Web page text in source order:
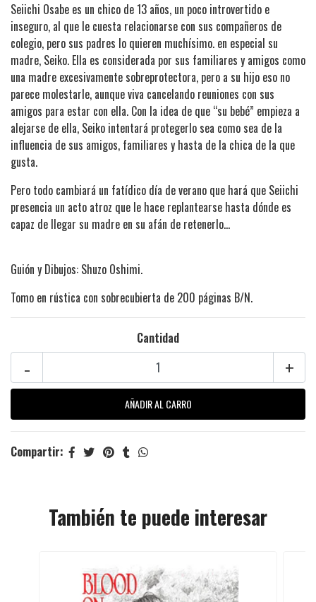
Seiichi Osabe es un chico de 13 años, un poco introvertido e
inseguro, al que le cuesta relacionarse con sus compañeros de
colegio, pero sus padres lo quieren muchísimo. en especial su
madre, Seiko. Ella es considerada por sus familiares y amigos como
una madre excesivamente sobreprotectora, pero a su hijo eso no
parece molestarle, aunque viva cancelando reuniones con sus
amigos para estar con ella. Con la idea de que “su bebé” empieza a
alejarse de ella, Seiko intentará protegerlo sea como sea de la
influencia de sus amigos, familiares y hasta de la chica de la que
gusta.
Pero todo cambiará un fatídico día de verano que hará que Seiichi
presencia un acto atroz que le hace replantearse hasta dónde es
capaz de llegar su madre en su afán de retenerlo…
Guión y Dibujos: Shuzo Oshimi.
Tomo en rústica con sobrecubierta de 200 páginas B/N.
Cantidad
+
-
Compartir:
También te puede interesar